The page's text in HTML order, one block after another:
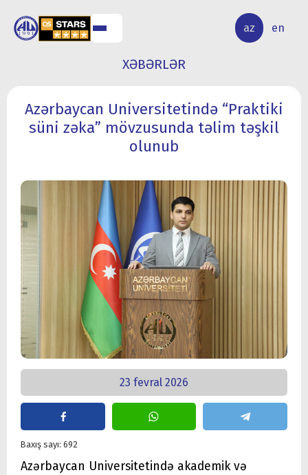
az en
ELMİ
TƏDQİQAT
XƏBƏRLƏR
Azərbaycan Universitetində “Praktiki
süni zəka” mövzusunda təlim təşkil
olunub
23 fevral 2026
Baxış sayı: 692
Azərbaycan Universitetində akademik və